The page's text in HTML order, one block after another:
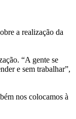
a realização da
“A gente se
e sem trabalhar”,
nos colocamos à